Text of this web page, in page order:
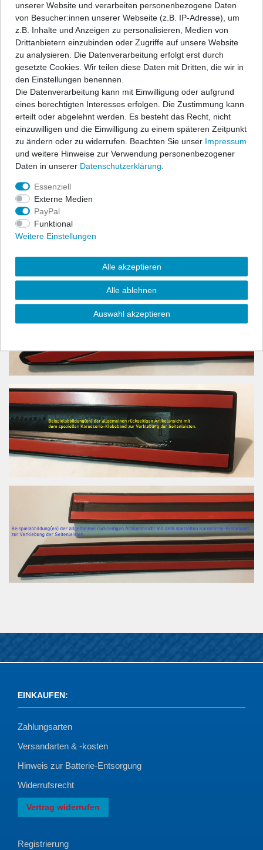
Gibt Ihrem Fahrzeug zusätzlich auch eine schicke Optik.
• fahrzeugspezifisch
• hergestellt aus schwarzem Kunststoff
• 2-6 teiliges Set (je nach Fahrzeug und Anzahl der Türen)
• einfache und schnelle Klebemontage (Klebeband ist
vormontiert)
• mit leicht verständlicher Montageanleitung
• Material: Polyurethan
Bei diesen Schutzleisten handelt es sich um ein Zubehörprodukt
für Fahrzeuge, welche werkseitig noch nicht mit
Originalteil des Fahrzeugherstellers und nicht kompatibel mit
dessen Produkten.
EINKAUFEN:
Zahlungsarten
Versandarten & -kosten
Hinweis zur Batterie-Entsorgung
Widerrufsrecht
Vertrag widerrufen
Registrierung
unserer Website und verarbeiten personenbezogene Daten
von Besucher:innen unserer Webseite (z.B. IP-Adresse), um
z.B. Inhalte und Anzeigen zu personalisieren, Medien von
Drittanbietern einzubinden oder Zugriffe auf unsere Website
zu analysieren. Die Datenverarbeitung erfolgt erst durch
gesetzte Cookies. Wir teilen diese Daten mit Dritten, die wir in
den Einstellungen benennen.
Die Datenverarbeitung kann mit Einwilligung oder aufgrund
eines berechtigten Interesses erfolgen. Die Zustimmung kann
erteilt oder abgelehnt werden. Es besteht das Recht, nicht
einzuwilligen und die Einwilligung zu einem späteren Zeitpunkt
zu ändern oder zu widerrufen. Beachten Sie unser Impressum
und weitere Hinweise zur Verwendung personenbezogener
Daten in unserer Daten­schutz­erklärung
Essenziell
Externe Medien
PayPal
Funktional
Weitere Einstellungen
Alle akzeptieren
Alle ablehnen
Auswahl akzeptieren